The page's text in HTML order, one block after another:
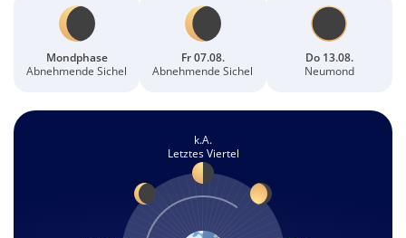
Mondphase
Abnehmende Sichel
Fr 07.08.
Abnehmende Sichel
Do 13.08.
Neumond
k.A.
Letztes Viertel